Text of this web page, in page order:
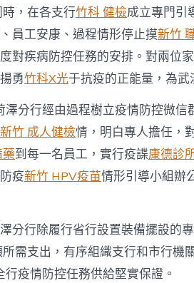
，在各支行竹科 健檢成立專門引
員工安康、過程情形停止摸新竹
對疾病防控任務的安排。對兩位
勇竹科X光于抗疫的正能量，為武
澤分行經由過程樹立疫情防控微信
新竹 成人健檢情，明白專人擔任，
到每一名員工，實行疫諜康德診
疫新竹 HPV疫苗情形引導小組辦
分行除履行省行設置裝備擺設的
需支出，有序組織支行和市行機
行疫情防控任務供給堅實保證。